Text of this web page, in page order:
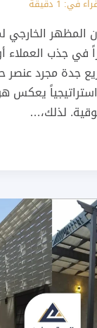
في: دقيقة
المظهر
في جذب العملاء
جدة مجرد عنصر
يعكس
لذلك،…